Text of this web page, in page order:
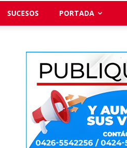
SUCESOS PORTADA